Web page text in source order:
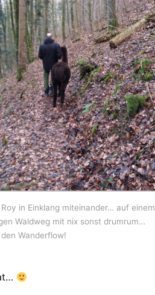
in Einklang miteinander… auf einem
Waldweg mit nix sonst drumrum…
Wanderflow!